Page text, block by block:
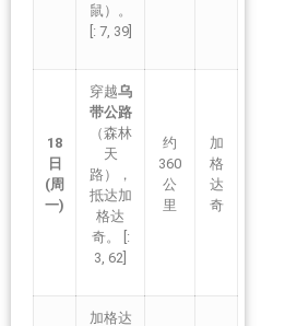
鼠）。
[: 7, 39]
18
日
(周
一)
穿越乌
带公路
（森林
天
路），
抵达加
格达
奇。 [:
3, 62]
约
360
公
里
加
格
达
奇
加格达